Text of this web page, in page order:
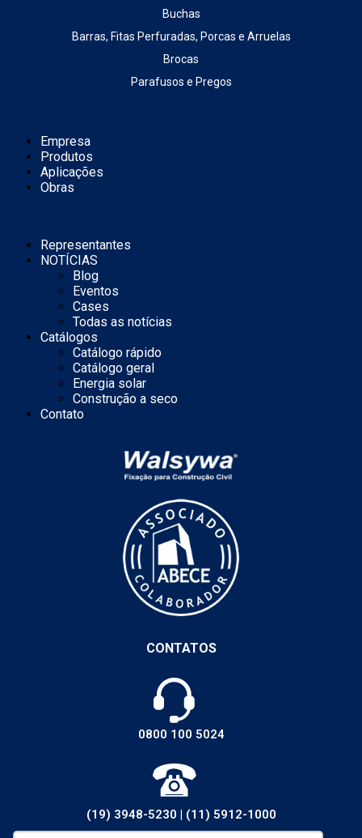
Buchas
Barras, Fitas Perfuradas, Porcas e Arruelas
Brocas
Parafusos e Pregos
Empresa
Produtos
Aplicações
Obras
Representantes
NOTÍCIAS
Blog
Eventos
Cases
Todas as notícias
Catálogos
Catálogo rápido
Catálogo geral
Energia solar
Construção a seco
Contato
CONTATOS
0800 100 5024
(19) 3948-5230 | (11) 5912-1000